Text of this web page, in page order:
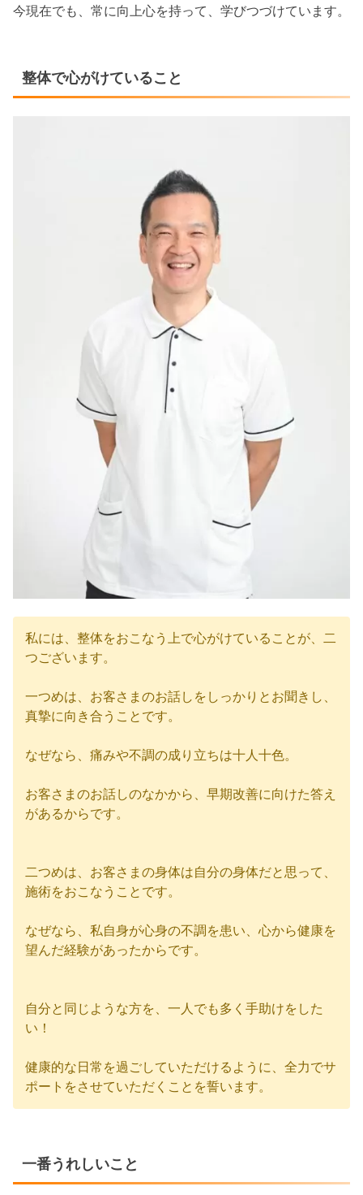
今現在でも、常に向上心を持って、学びつづけています。
整体で心がけていること
私には、整体をおこなう上で心がけていることが、二
つございます。
一つめは、お客さまのお話しをしっかりとお聞きし、
真摯に向き合うことです。
なぜなら、痛みや不調の成り立ちは十人十色。
お客さまのお話しのなかから、早期改善に向けた答え
があるからです。
二つめは、お客さまの身体は自分の身体だと思って、
施術をおこなうことです。
なぜなら、私自身が心身の不調を患い、心から健康を
望んだ経験があったからです。
自分と同じような方を、一人でも多く手助けをした
い！
健康的な日常を過ごしていただけるように、全力でサ
ポートをさせていただくことを誓います。
一番うれしいこと